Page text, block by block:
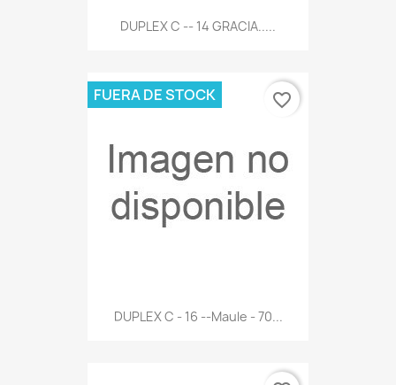
DUPLEX C -- 14 GRACIA.....
DUPLEX C - 16 --Maule - 70...
FUERA DE STOCK favorite_border